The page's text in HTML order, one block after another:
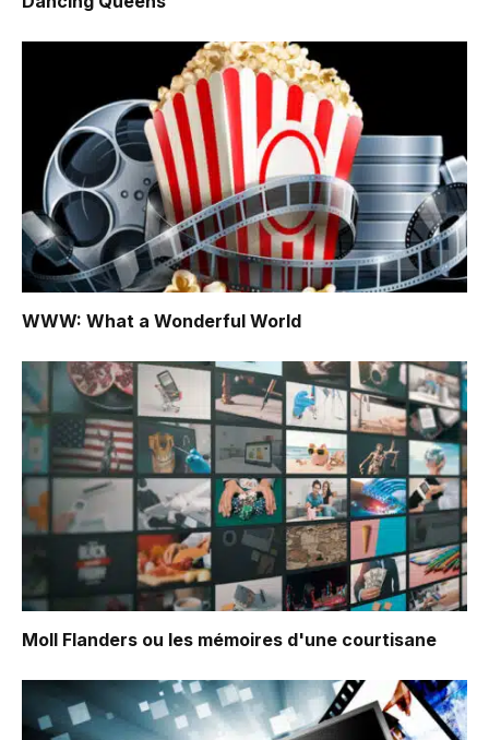
WWW: What a Wonderful World
Moll Flanders ou les mémoires d'une courtisane